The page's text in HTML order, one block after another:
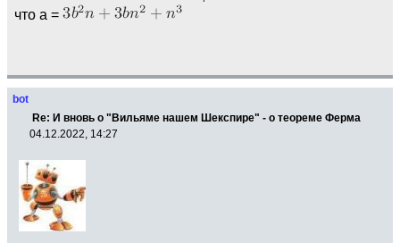
что а =
bot
Re: И вновь о "Вильяме нашем Шекспире" - о теореме Ферма
04.12.2022, 14:27